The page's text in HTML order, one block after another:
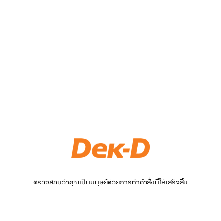
ตรวจสอบว่าคุณเป็นมนุษย์ด้วยการทำคำสั่งนี้ให้เสร็จสิ้น